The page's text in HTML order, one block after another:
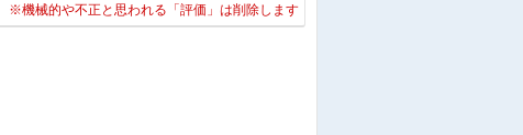
※機械的や不正と思われる「評価」は削除します